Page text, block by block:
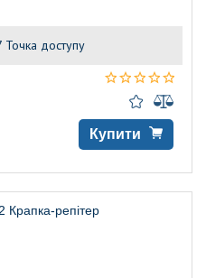
Точка доступу
Купити